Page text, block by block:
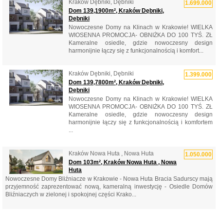
1.699.000
Kraków Dębniki, Dębniki
Dom 139,1900m², Kraków Dębniki,
Dębniki
Nowoczesne Domy na Klinach w Krakowie! WIELKA
WIOSENNA PROMOCJA- OBNIŻKA DO 100 TYŚ. ZŁ
Kameralne osiedle, gdzie nowoczesny design
harmonijnie łączy się z funkcjonalnością i komfort...
1.399.000
Kraków Dębniki, Dębniki
Dom 139,7800m², Kraków Dębniki,
Dębniki
Nowoczesne Domy na Klinach w Krakowie! WIELKA
WIOSENNA PROMOCJA- OBNIŻKA DO 100 TYŚ. ZŁ
Kameralne osiedle, gdzie nowoczesny design
harmonijnie łączy się z funkcjonalnością i komfortem
...
1.050.000
Kraków Nowa Huta , Nowa Huta
Dom 103m², Kraków Nowa Huta , Nowa
Huta
Nowoczesne Domy Bliźniacze w Krakowie - Nowa Huta Bracia Sadurscy mają
przyjemność zaprezentować nową, kameralną inwestycję - Osiedle Domów
Bliźniaczych w zielonej i spokojnej części Krako...